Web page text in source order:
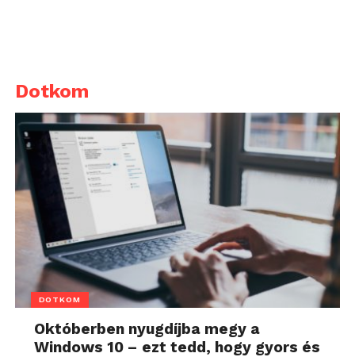
Dotkom
DOTKOM
Októberben nyugdíjba megy a
Windows 10 – ezt tedd, hogy gyors és